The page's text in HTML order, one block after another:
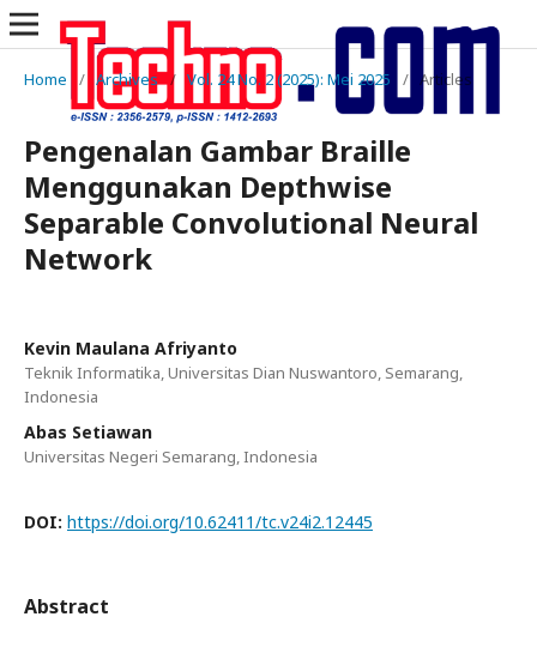
Home / Archives / Vol. 24 No. 2 (2025): Mei 2025 / Articles
Pengenalan Gambar Braille
Menggunakan Depthwise
Separable Convolutional Neural
Network
Kevin Maulana Afriyanto
Teknik Informatika, Universitas Dian Nuswantoro, Semarang,
Indonesia
Abas Setiawan
Universitas Negeri Semarang, Indonesia
DOI: https://doi.org/10.62411/tc.v24i2.12445
Abstract